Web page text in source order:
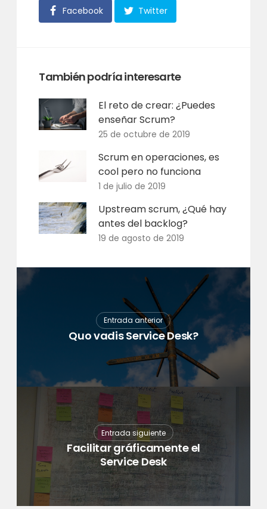
Facebook Twitter
También podría interesarte
El reto de crear: ¿Puedes
enseñar Scrum?
25 de octubre de 2019
Scrum en operaciones, es
cool pero no funciona
1 de julio de 2019
Upstream scrum, ¿Qué hay
antes del backlog?
19 de agosto de 2019
Entrada anterior
Quo vadis Service Desk?
Entrada siguiente
Facilitar gráficamente el
Service Desk